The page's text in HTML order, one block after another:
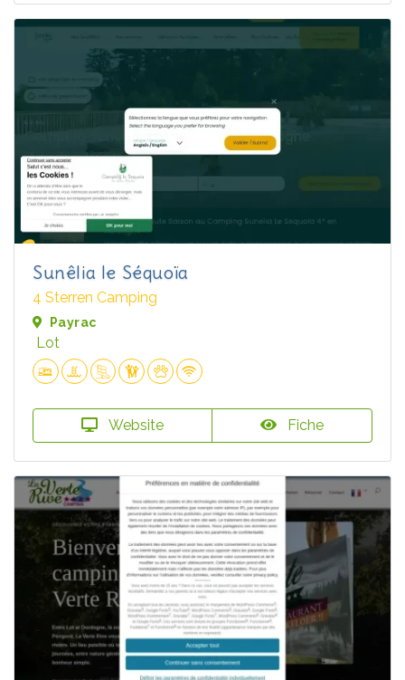
Sunêlia le Séquoïa
4 Sterren Camping
Payrac
Lot
Website Fiche